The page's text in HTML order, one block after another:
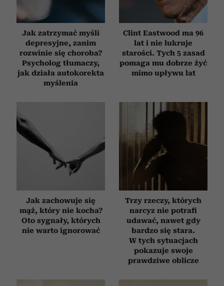
Jak zatrzymać myśli
depresyjne, zanim
rozwinie się choroba?
Psycholog tłumaczy,
jak działa autokorekta
myślenia
Clint Eastwood ma 96
lat i nie lukruje
starości. Tych 5 zasad
pomaga mu dobrze żyć
mimo upływu lat
Jak zachowuje się
mąż, który nie kocha?
Oto sygnały, których
nie warto ignorować
Trzy rzeczy, których
narcyz nie potrafi
udawać, nawet gdy
bardzo się stara.
W tych sytuacjach
pokazuje swoje
prawdziwe oblicze